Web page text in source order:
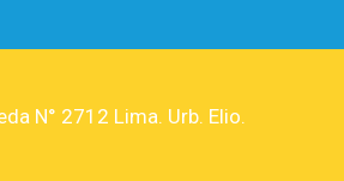
N° 2712 Lima. Urb. Elio.